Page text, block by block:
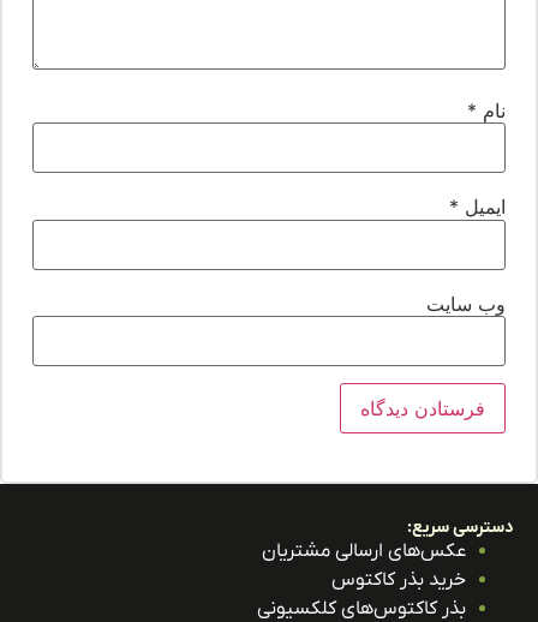
*
سایت
سریع:
عکس‌های ارسالی مشتریان
خرید بذر کاکتوس
بذر کاکتوس‌های کلکسیونی